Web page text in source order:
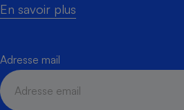
En savoir plus
Adresse mail